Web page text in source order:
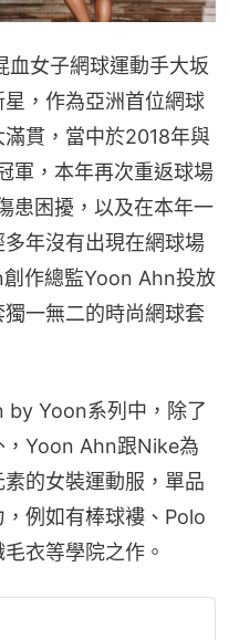
女子網球運動手大坂
，作為亞洲首位網球
貫，當中於2018年與
軍，本年再次重返球場
患困擾，以及在本年一
年沒有出現在網球場
創作總監Yoon Ahn投放
一無二的時尚網球套
by Yoon系列中，除了
，Yoon Ahn跟Nike為
的女裝運動服，單品
例如有棒球褸、Polo
衣等學院之作。